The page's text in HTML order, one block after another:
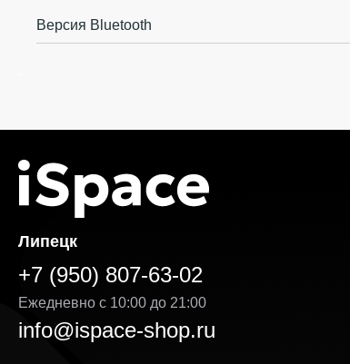
Версия Bluetooth
Липецк
+7 (950) 807-63-02
Ежедневно с 10:00 до 21:00
info@ispace-shop.ru